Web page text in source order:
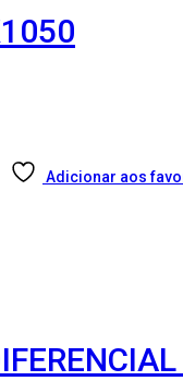
Adicionar aos